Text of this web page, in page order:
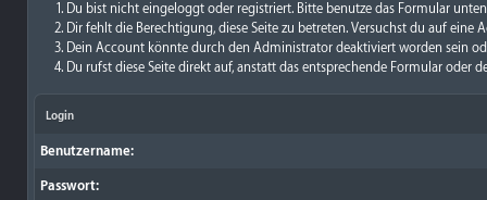
Du bist nicht eingeloggt oder registriert. Bitte benutze das Formular
Dir fehlt die Berechtigung, diese Seite zu betreten. Versuchst du auf
Dein Account könnte durch den Administrator deaktiviert worden sein
Du rufst diese Seite direkt auf, anstatt das entsprechende Formular oder
Login
Benutzername:
Passwort: